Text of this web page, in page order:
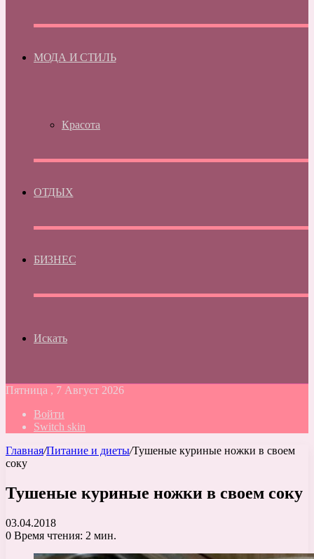
МОДА И СТИЛЬ
Красота
ОТДЫХ
БИЗНЕС
Искать
Пятница , 7 Август 2026
Войти
Switch skin
Главная/Питание и диеты/Тушеные куриные ножки в своем
соку
Тушеные куриные ножки в своем соку
03.04.2018
0 Время чтения: 2 мин.